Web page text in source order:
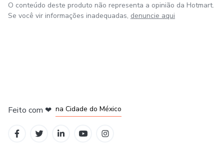
O conteúdo deste produto não representa a opinião da Hotmart.
Se você vir informações inadequadas, denuncie aqui
Feito com ❤ na Cidade do México